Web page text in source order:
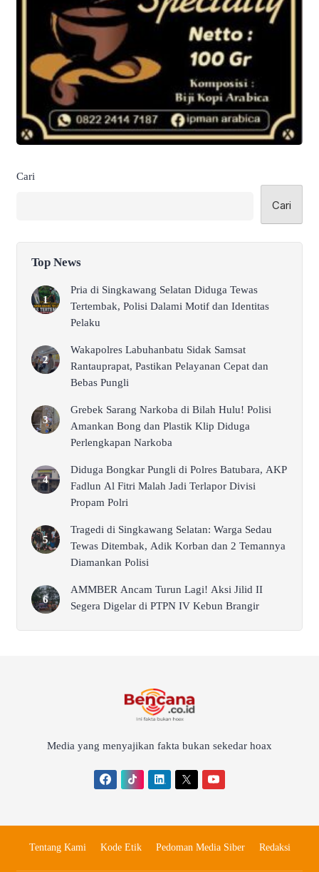
Cari
Cari
Top News
Pria di Singkawang Selatan Diduga Tewas
Tertembak, Polisi Dalami Motif dan Identitas
Pelaku
Wakapolres Labuhanbatu Sidak Samsat
Rantauprapat, Pastikan Pelayanan Cepat dan
Bebas Pungli
Grebek Sarang Narkoba di Bilah Hulu! Polisi
Amankan Bong dan Plastik Klip Diduga
Perlengkapan Narkoba
Diduga Bongkar Pungli di Polres Batubara, AKP
Fadlun Al Fitri Malah Jadi Terlapor Divisi
Propam Polri
Tragedi di Singkawang Selatan: Warga Sedau
Tewas Ditembak, Adik Korban dan 2 Temannya
Diamankan Polisi
AMMBER Ancam Turun Lagi! Aksi Jilid II
Segera Digelar di PTPN IV Kebun Brangir
Media yang menyajikan fakta bukan sekedar hoax
Tentang Kami Kode Etik Pedoman Media Siber Redaksi